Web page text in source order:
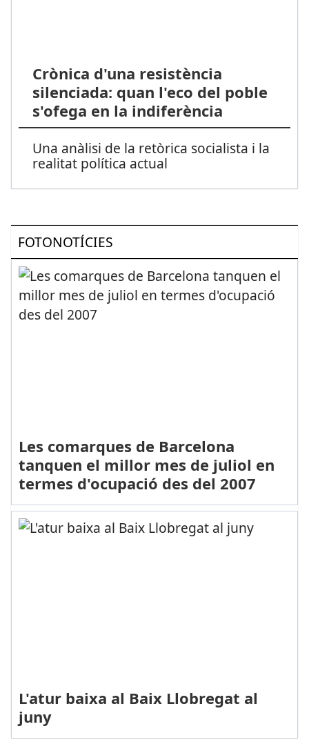
Crònica d'una resistència
silenciada: quan l'eco del poble
s'ofega en la indiferència
Una anàlisi de la retòrica socialista i la
realitat política actual
FOTONOTÍCIES
Les comarques de Barcelona
tanquen el millor mes de juliol en
termes d'ocupació des del 2007
L'atur baixa al Baix Llobregat al
juny